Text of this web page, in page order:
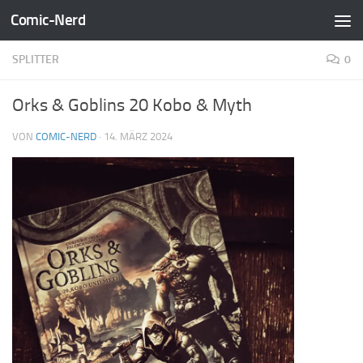
Zum Inhalt springen
Comic-Nerd
SPLITTER 0
Orks & Goblins 20 Kobo & Myth
VON COMIC-NERD · 14. MÄRZ 2024